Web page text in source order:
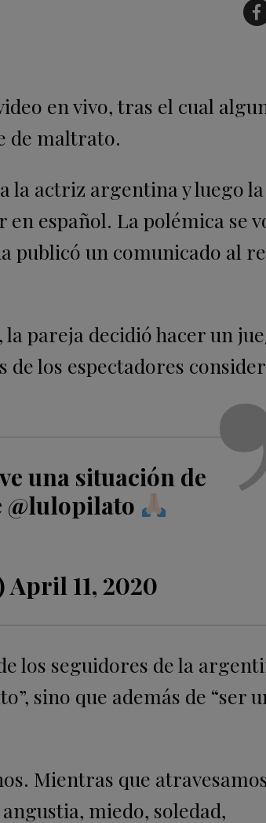
en vivo, tras el cual
de maltrato.
la actriz argentina y luego
español. La polémica se
publicó un comunicado al
pareja decidió hacer un
los espectadores
una situación de
@lulopilato
April 11, 2020
los seguidores de la
sino que además de “ser
Mientras que
miedo, soledad,